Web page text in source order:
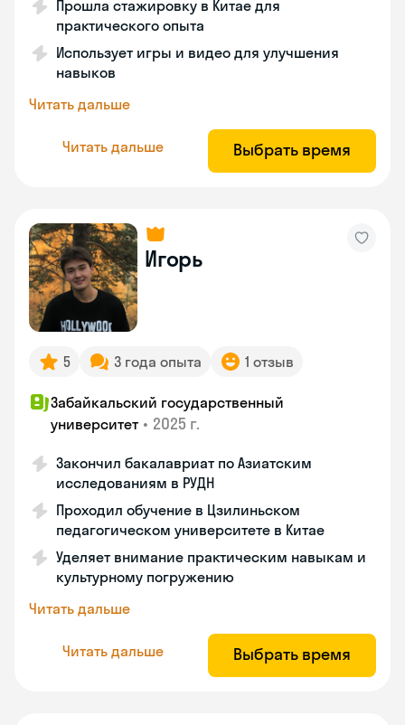
Прошла стажировку в Китае для
практического опыта
Использует игры и видео для улучшения
навыков
Читать дальше
Читать дальше Выбрать время
Игорь
5 3 года опыта 1 отзыв
Забайкальский государственный
университет • 2025 г.
Закончил бакалавриат по Азиатским
исследованиям в РУДН
Проходил обучение в Цзилиньском
педагогическом университете в Китае
Уделяет внимание практическим навыкам и
культурному погружению
Читать дальше
Читать дальше Выбрать время